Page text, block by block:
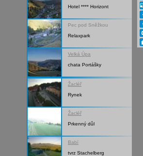
Hotel **** Horizont
Pec pod Sněžkou
Relaxpark
Velká Úpa
chata Portášky
Žacléř
Rynek
Žacléř
Prkenný důl
Babí
tvrz Stachelberg